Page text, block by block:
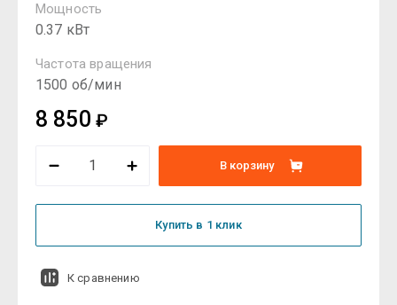
Мощность
0.37 кВт
Частота вращения
1500 об/мин
8 850 ₽
В корзину
Купить в 1 клик
К сравнению